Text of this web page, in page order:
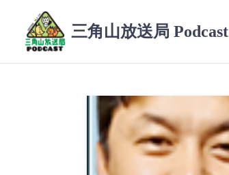
三角山放送局 Podcast